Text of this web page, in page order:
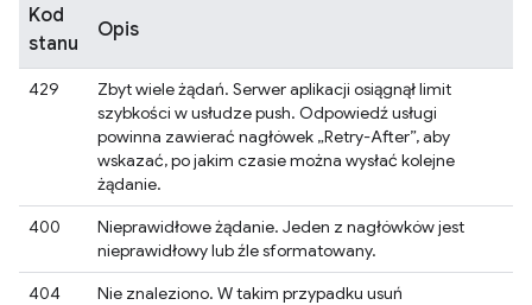
Kod
stanu
Opis
429
Zbyt wiele żądań. Serwer aplikacji osiągnął limit
szybkości w usłudze push. Odpowiedź usługi
powinna zawierać nagłówek „Retry-After”, aby
wskazać, po jakim czasie można wysłać kolejne
żądanie.
400
Nieprawidłowe żądanie. Jeden z nagłówków jest
nieprawidłowy lub źle sformatowany.
404
Nie znaleziono. W takim przypadku usuń